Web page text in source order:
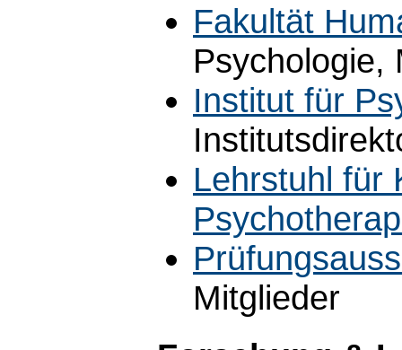
Fakultät
Psychologie,
Institut für
Lehrstuhl für
Mitglieder